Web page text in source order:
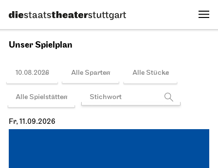
Unser Spielplan
10.08.2026 Alle Sparten Alle Stücke
Alle Spielstätten
Fr, 11.09.2026